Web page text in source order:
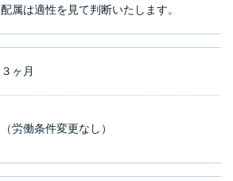
配属は適性を見て判断いたします。
３ヶ月
（労働条件変更なし）